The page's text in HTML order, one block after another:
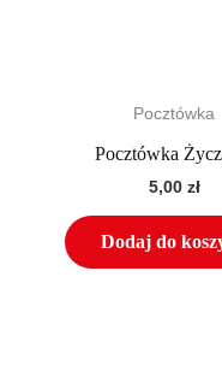
Pocztówka
Pocztówka
5,00 zł
Dodaj do